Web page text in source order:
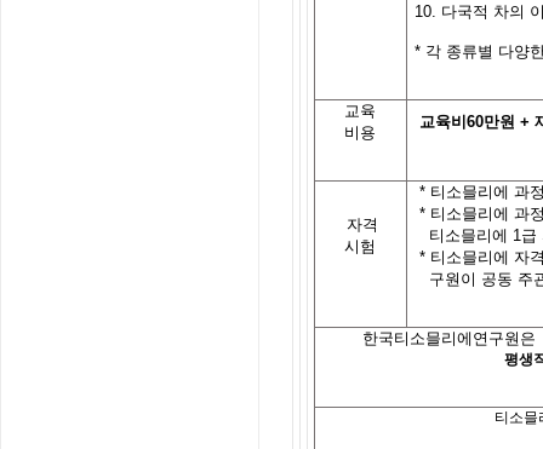
10. 다국적 차의
* 각 종류별 다양
교육
비용
교육비60만원 +
자격
시험
* 티소믈리에 과
* 티소믈리에 과
티소믈리에 1급
* 티소믈리에 자
구원이 공동 주
한국티소믈리에연구원은
평생
티소믈